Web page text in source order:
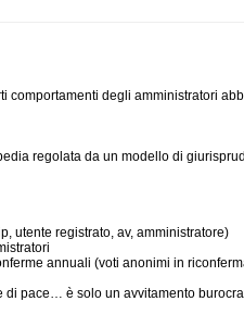
degli amministratori
regolata da un modello di
utente registrato, av, amministratore)
annuali (voti anonimi in
pace… è solo un avvitamento